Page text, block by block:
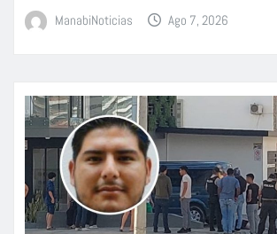
ManabiNoticias Ago 7, 2026